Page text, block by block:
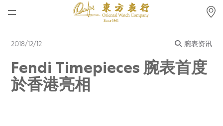
腕表资讯
公司动态
2018/12/12 腕表资讯
Fendi Timepieces 腕表首度
於香港亮相